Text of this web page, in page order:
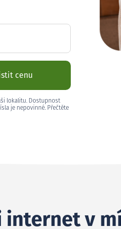
cenu
lokalitu. Dostupnost
je nepovinné. Přečtěte
internet v